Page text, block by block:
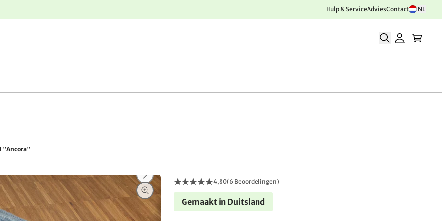
Hulp & ServiceAdviesContact NL
"Ancora"
4,80(6 Beoordelingen)
Gemaakt in Duitsland